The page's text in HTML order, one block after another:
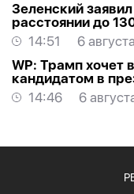
Зеленский
расстоянии до
14:51
6
WP: Трамп хочет
кандидатом в
14:46
6